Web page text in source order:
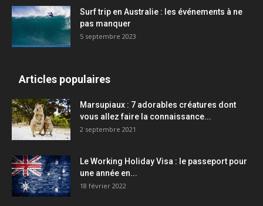
Surf trip en Australie : les événements à ne
pas manquer
5 septembre 2023
Articles populaires
Marsupiaux : 7 adorables créatures dont
vous allez faire la connaissance...
2 septembre 2021
Le Working Holiday Visa : le passeport pour
une année en...
18 février 2022